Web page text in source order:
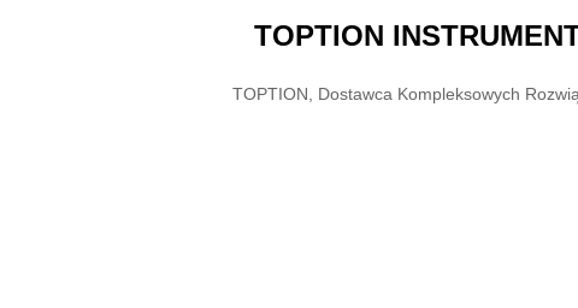
TOPTION
TOPTION, Dostawca Kompleksowych